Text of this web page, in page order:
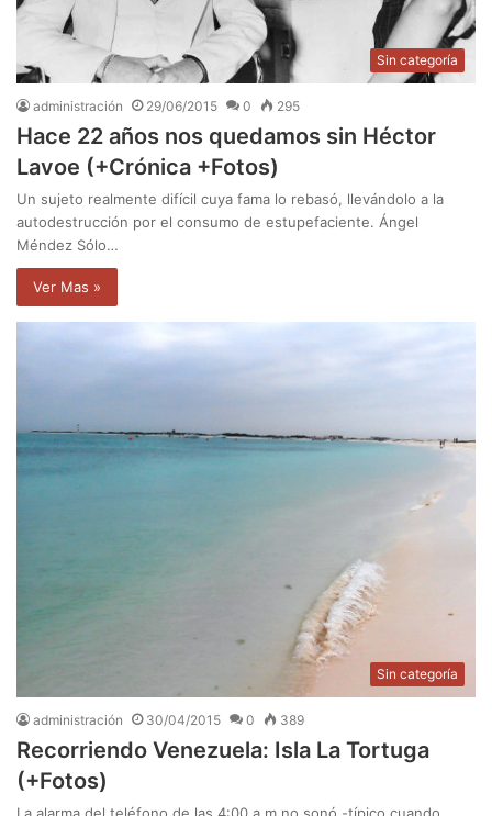
Sin categoría
administración 29/06/2015 0 295
Hace 22 años nos quedamos sin Héctor
Lavoe (+Crónica +Fotos)
Un sujeto realmente difícil cuya fama lo rebasó, llevándolo a la
autodestrucción por el consumo de estupefaciente. Ángel
Méndez Sólo…
Ver Mas »
Sin categoría
administración 30/04/2015 0 389
Recorriendo Venezuela: Isla La Tortuga
(+Fotos)